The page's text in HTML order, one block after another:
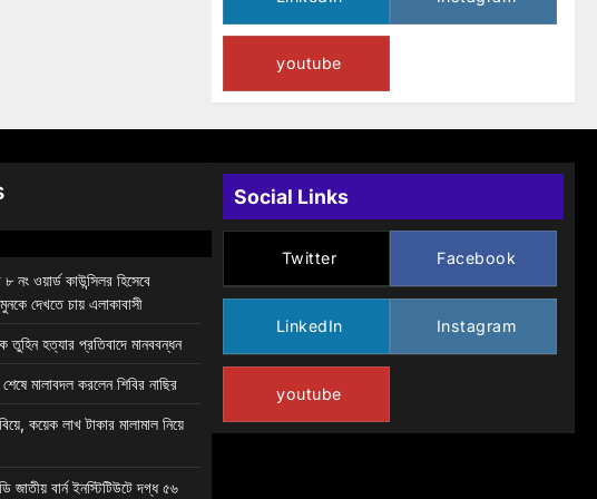
youtube
নং ওয়ার্ড কাউন্সিলর হিসেবে
দেখতে চায় এলাকাবাসী
তুহিন হত্যার প্রতিবাদে মানববন্ধন
মালাবদল করলেন শিবির নাছির
কয়েক লাখ টাকার মালামাল নিয়ে
জাতীয় বার্ন ইনস্টিটিউটে দগ্ধ ৫৬
Social Links
Twitter Facebook
LinkedIn Instagram
youtube